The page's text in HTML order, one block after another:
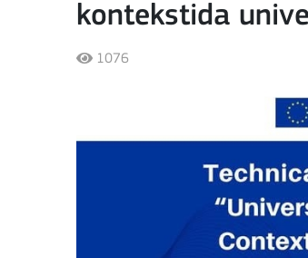
kontekstida
1076